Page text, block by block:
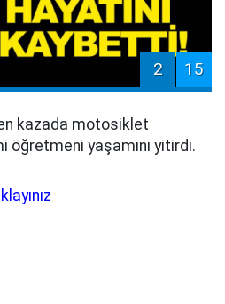
2 15
kazada motosiklet
yaşamını yitirdi.